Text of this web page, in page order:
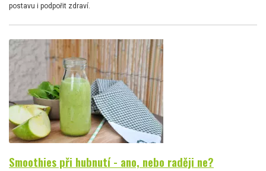
postavu i podpořit zdraví.
Smoothies při hubnutí - ano, nebo raději ne?